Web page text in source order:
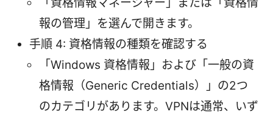
報の管理」を選んで開きます。
手順 4: 資格情報の種類を確認する
「Windows 資格情報」および「一般の資
格情報（Generic Credentials）」の2つ
のカテゴリがあります。VPNは通常、いず